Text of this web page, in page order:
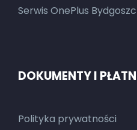
Serwis OnePlus
DOKUMENTY I
Polityka prywatności